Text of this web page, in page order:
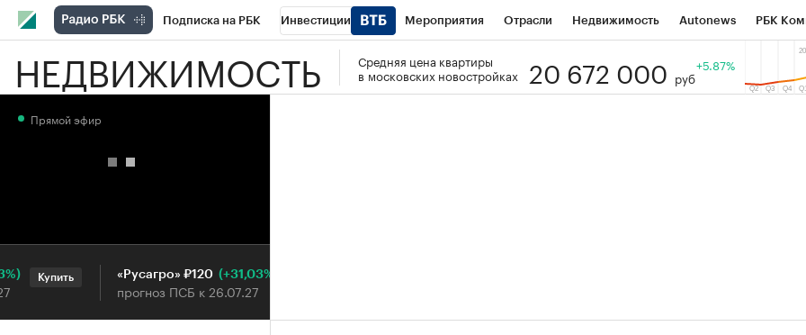
Подписка на РБК Инвестиции Мероприятия Отрасли Недвижимость Autonews РБК
РБК Вино Спорт Школа управления РБК РБК Образование Тренды
НЕДВИЖИМОСТЬ
Средняя цена квартиры
в московских новостройках
20 672 000 руб
+5.87%
Прямой эфир
Купить «Русагро» ₽120 (+31,03%)
прогноз ПСБ к 26.07.27